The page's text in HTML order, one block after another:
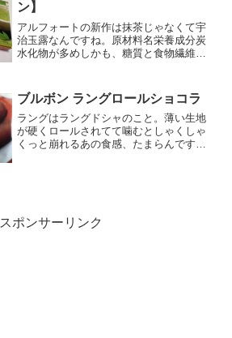
ン】
アルフォートの新作は抹茶じゃなくて宇
治玉露なんですね。原材料名栄養成分炭
水化物が多めしかも、糖質と食物繊維を
いきや、全然糖質の割合が多いｗなんじ
ゃこりゃ～～パッケージを...
ブルボン ラングロールショコラ
ラングはラングドシャのこと。薄い生地
が硬くロールされてて噛むとしゃくしゃ
くっと崩れるあの食感、たまらんです
スポンサーリンク